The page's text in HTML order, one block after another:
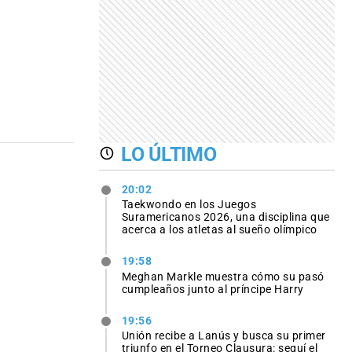
LO ÚLTIMO
20:02
Taekwondo en los Juegos
Suramericanos 2026, una disciplina que
acerca a los atletas al sueño olímpico
19:58
Meghan Markle muestra cómo su pasó
cumpleaños junto al príncipe Harry
19:56
Unión recibe a Lanús y busca su primer
triunfo en el Torneo Clausura: seguí el